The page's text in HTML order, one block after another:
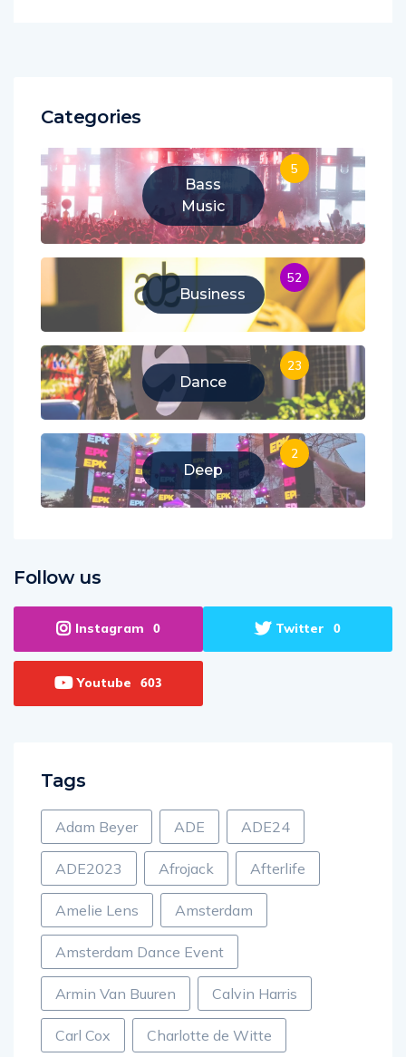
Categories
Bass
Music
5
Business
52
Dance
23
Deep
2
Follow us
Instagram 0 Twitter 0
Youtube 603
Tags
Adam Beyer ADE ADE24
ADE2023 Afrojack Afterlife
Amelie Lens Amsterdam
Amsterdam Dance Event
Armin Van Buuren Calvin Harris
Carl Cox Charlotte de Witte